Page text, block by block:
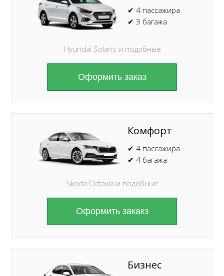
Оформить заказ
Hyundai Solaris и подобные
✔ 4 пассажира
✔ 3 багажа
Бизнес
Комфорт
Skoda Octavia и подобные
✔ 4 пассажира
✔ 4 багажа
Оформить закакз